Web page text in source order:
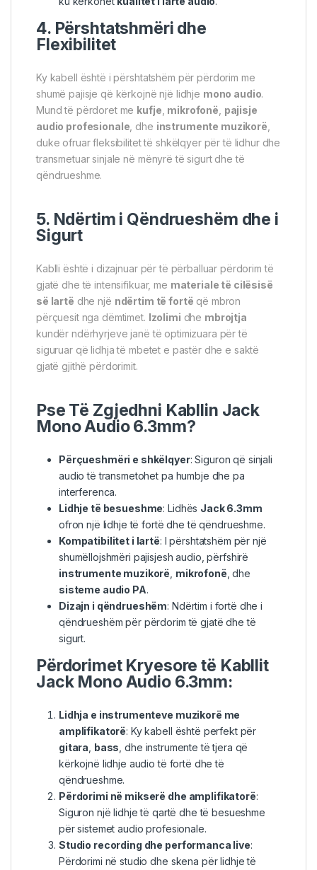
4. Përshtatshmëri dhe
Flexibilitet
Ky kabell është i përshtatshëm për përdorim me
shumë pajisje që kërkojnë një lidhje mono audio.
Mund të përdoret me kufje mikrofonë pajisje
audio profesionale , dhe instrumente muzikorë
duke ofruar fleksibilitet të shkëlqyer për të lidhur dhe
transmetuar sinjale në mënyrë të sigurt dhe të
qëndrueshme.
5. Ndërtim i Qëndrueshëm dhe i
Sigurt
Kablli është i dizajnuar për të përballuar përdorim të
gjatë dhe të intensifikuar, me materiale të cilësisë
së lartë dhe një ndërtim të fortë që mbron
përçuesit nga dëmtimet. Izolimi dhe mbrojtja
kundër ndërhyrjeve janë të optimizuara për të
siguruar që lidhja të mbetet e pastër dhe e saktë
gjatë gjithë përdorimit.
Pse Të Zgjedhni Kabllin Jack
Mono Audio 6.3mm?
Përçueshmëri e shkëlqyer: Siguron që sinjali
audio të transmetohet pa humbje dhe pa
interferenca.
Lidhje të besueshme: Lidhës Jack 6.3mm
ofron një lidhje të fortë dhe të qëndrueshme.
Kompatibilitet i lartë: I përshtatshëm për një
shumëllojshmëri pajisjesh audio, përfshirë
instrumente muzikorë mikrofonë , dhe
sisteme audio PA.
Dizajn i qëndrueshëm: Ndërtim i fortë dhe i
qëndrueshëm për përdorim të gjatë dhe të
sigurt.
Përdorimet Kryesore të Kabllit
Jack Mono Audio 6.3mm:
Lidhja e instrumenteve muzikorë me
amplifikatorë: Ky kabell është perfekt për
gitara bass , dhe instrumente të tjera që
kërkojnë lidhje audio të fortë dhe të
qëndrueshme.
Përdorimi në mikserë dhe amplifikatorë:
Siguron një lidhje të qartë dhe të besueshme
për sistemet audio profesionale.
Studio recording dhe performanca live:
Përdorimi në studio dhe skena për lidhje të